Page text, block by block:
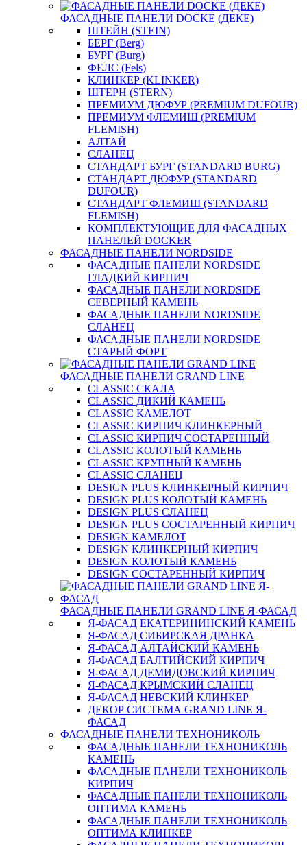
ФАСАДНЫЕ ПАНЕЛИ DOCKE (ДЕКЕ)
ШТЕЙН (STEIN)
БЕРГ (Berg)
БУРГ (Burg)
ФЕЛС (Fels)
КЛИНКЕР (KLINKER)
ШТЕРН (STERN)
ПРЕМИУМ ДЮФУР (PREMIUM DUFOUR)
ПРЕМИУМ ФЛЕМИШ (PREMIUM
FLEMISH)
АЛТАЙ
СЛАНЕЦ
СТАНДАРТ БУРГ (STANDARD BURG)
СТАНДАРТ ДЮФУР (STANDARD
DUFOUR)
СТАНДАРТ ФЛЕМИШ (STANDARD
FLEMISH)
КОМПЛЕКТУЮЩИЕ ДЛЯ ФАСАДНЫХ
ПАНЕЛЕЙ DOCKER
ФАСАДНЫЕ ПАНЕЛИ NORDSIDE
ФАСАДНЫЕ ПАНЕЛИ NORDSIDE
ГЛАДКИЙ КИРПИЧ
ФАСАДНЫЕ ПАНЕЛИ NORDSIDE
СЕВЕРНЫЙ КАМЕНЬ
ФАСАДНЫЕ ПАНЕЛИ NORDSIDE
СЛАНЕЦ
ФАСАДНЫЕ ПАНЕЛИ NORDSIDE
СТАРЫЙ ФОРТ
ФАСАДНЫЕ ПАНЕЛИ GRAND LINE
CLASSIC СКАЛА
CLASSIC ДИКИЙ КАМЕНЬ
CLASSIC КАМЕЛОТ
CLASSIC КИРПИЧ КЛИНКЕРНЫЙ
CLASSIC КИРПИЧ СОСТАРЕННЫЙ
CLASSIC КОЛОТЫЙ КАМЕНЬ
CLASSIC КРУПНЫЙ КАМЕНЬ
CLASSIC СЛАНЕЦ
DESIGN PLUS КЛИНКЕРНЫЙ КИРПИЧ
DESIGN PLUS КОЛОТЫЙ КАМЕНЬ
DESIGN PLUS СЛАНЕЦ
DESIGN PLUS СОСТАРЕННЫЙ КИРПИЧ
DESIGN КАМЕЛОТ
DESIGN КЛИНКЕРНЫЙ КИРПИЧ
DESIGN КОЛОТЫЙ КАМЕНЬ
DESIGN СОСТАРЕННЫЙ КИРПИЧ
ФАСАДНЫЕ ПАНЕЛИ GRAND LINE Я-ФАСАД
Я-ФАСАД ЕКАТЕРИНИНСКИЙ КАМЕНЬ
Я-ФАСАД СИБИРСКАЯ ДРАНКА
Я-ФАСАД АЛТАЙСКИЙ КАМЕНЬ
Я-ФАСАД БАЛТИЙСКИЙ КИРПИЧ
Я-ФАСАД ДЕМИДОВСКИЙ КИРПИЧ
Я-ФАСАД КРЫМСКИЙ СЛАНЕЦ
Я-ФАСАД НЕВСКИЙ КЛИНКЕР
ДЕКОР СИСТЕМА GRAND LINE Я-
ФАСАД
ФАСАДНЫЕ ПАНЕЛИ ТЕХНОНИКОЛЬ
ФАСАДНЫЕ ПАНЕЛИ ТЕХНОНИКОЛЬ
КАМЕНЬ
ФАСАДНЫЕ ПАНЕЛИ ТЕХНОНИКОЛЬ
КИРПИЧ
ФАСАДНЫЕ ПАНЕЛИ ТЕХНОНИКОЛЬ
ОПТИМА КАМЕНЬ
ФАСАДНЫЕ ПАНЕЛИ ТЕХНОНИКОЛЬ
ОПТИМА КЛИНКЕР